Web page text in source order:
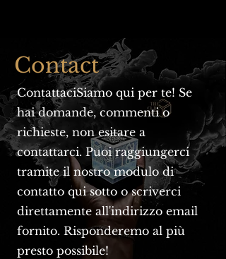
Contact
ContattaciSiamo qui per te! Se
hai domande, commenti o
richieste, non esitare a
contattarci. Puoi raggiungerci
tramite il nostro modulo di
contatto qui sotto o scriverci
direttamente all'indirizzo email
fornito. Risponderemo al più
presto possibile!